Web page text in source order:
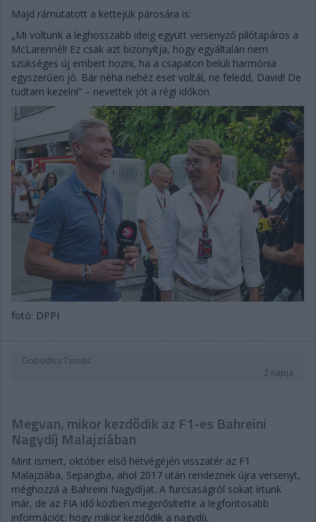
Majd rámutatott a kettejük párosára is:
„Mi voltunk a leghosszabb ideig együtt versenyző pilótapáros a
McLarennél! Ez csak azt bizonyítja, hogy egyáltalán nem
szükséges új embert hozni, ha a csapaton belüli harmónia
egyszerűen jó. Bár néha nehéz eset voltál, ne feledd, David! De
tudtam kezelni” – nevettek jót a régi időkön.
fotó: DPPI
Gobodics Tamás
2 napja
Megvan, mikor kezdődik az F1-es Bahreini
Nagydíj Malajziában
Mint ismert, október első hétvégéjén visszatér az F1
Malajziába, Sepangba, ahol 2017 után rendeznek újra versenyt,
méghozzá a Bahreini Nagydíjat. A furcsaságról sokat írtunk
már, de az FIA idő közben megerősítette a legfontosabb
információt: hogy mikor kezdődik a nagydíj.